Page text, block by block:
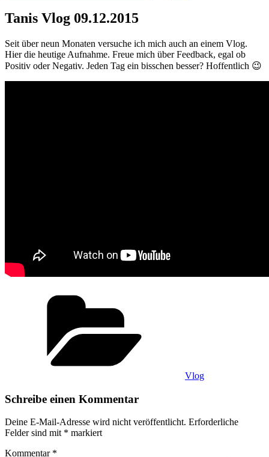
Tanis Vlog 09.12.2015
Seit über neun Monaten versuche ich mich auch an einem Vlog.
Hier die heutige Aufnahme. Freue mich über Feedback, egal ob
Positiv oder Negativ. Jeden Tag ein bisschen besser? Hoffentlich 😉
Vlog
Schreibe einen Kommentar
Deine E-Mail-Adresse wird nicht veröffentlicht. Erforderliche
Felder sind mit * markiert
Kommentar *